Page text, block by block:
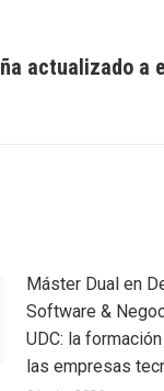
actualizado a
Máster Dual en
Software &
UDC: la
las empresas